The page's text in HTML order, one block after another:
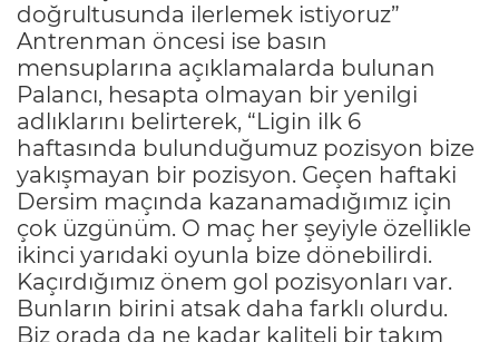
doğrultusunda ilerlemek istiyoruz”
Antrenman öncesi ise basın
mensuplarına açıklamalarda bulunan
Palancı, hesapta olmayan bir yenilgi
adlıklarını belirterek, “Ligin ilk 6
haftasında bulunduğumuz pozisyon bize
yakışmayan bir pozisyon. Geçen haftaki
Dersim maçında kazanamadığımız için
çok üzgünüm. O maç her şeyiyle özellikle
ikinci yarıdaki oyunla bize dönebilirdi.
Kaçırdığımız önem gol pozisyonları var.
Bunların birini atsak daha farklı olurdu.
Biz orada da ne kadar kaliteli bir takım